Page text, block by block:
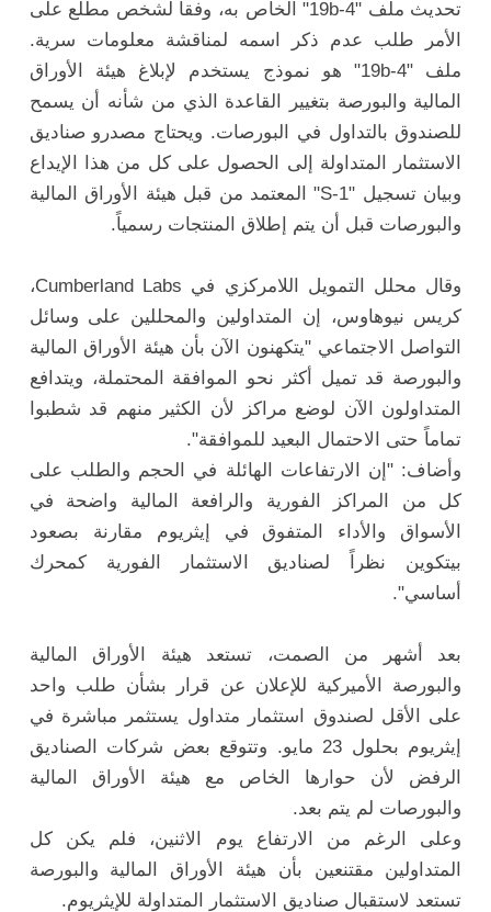
تحديث ملف "19b-4" الخاص به، وفقاً لشخص مطلع على
الأمر طلب عدم ذكر اسمه لمناقشة معلومات سرية.
ملف "19b-4" هو نموذج يستخدم لإبلاغ هيئة الأوراق
المالية والبورصة بتغيير القاعدة الذي من شأنه أن يسمح
للصندوق بالتداول في البورصات. ويحتاج مصدرو صناديق
الاستثمار المتداولة إلى الحصول على كل من هذا الإيداع
وبيان تسجيل "S-1" المعتمد من قبل هيئة الأوراق المالية
والبورصات قبل أن يتم إطلاق المنتجات رسمياً.
وقال محلل التمويل اللامركزي في Cumberland Labs،
كريس نيوهاوس، إن المتداولين والمحللين على وسائل
التواصل الاجتماعي "يتكهنون الآن بأن هيئة الأوراق المالية
والبورصة قد تميل أكثر نحو الموافقة المحتملة، ويتدافع
المتداولون الآن لوضع مراكز لأن الكثير منهم قد شطبوا
تماماً حتى الاحتمال البعيد للموافقة".
وأضاف: "إن الارتفاعات الهائلة في الحجم والطلب على
كل من المراكز الفورية والرافعة المالية واضحة في
الأسواق والأداء المتفوق في إيثريوم مقارنة بصعود
بيتكوين نظراً لصناديق الاستثمار الفورية كمحرك
أساسي".
بعد أشهر من الصمت، تستعد هيئة الأوراق المالية
والبورصة الأميركية للإعلان عن قرار بشأن طلب واحد
على الأقل لصندوق استثمار متداول يستثمر مباشرة في
إيثريوم بحلول 23 مايو. وتتوقع بعض شركات الصناديق
الرفض لأن حوارها الخاص مع هيئة الأوراق المالية
والبورصات لم يتم بعد.
وعلى الرغم من الارتفاع يوم الاثنين، فلم يكن كل
المتداولين مقتنعين بأن هيئة الأوراق المالية والبورصة
تستعد لاستقبال صناديق الاستثمار المتداولة للإيثريوم.